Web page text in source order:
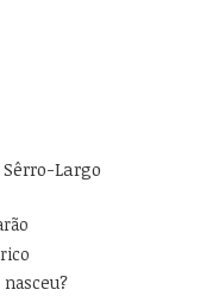
Largo